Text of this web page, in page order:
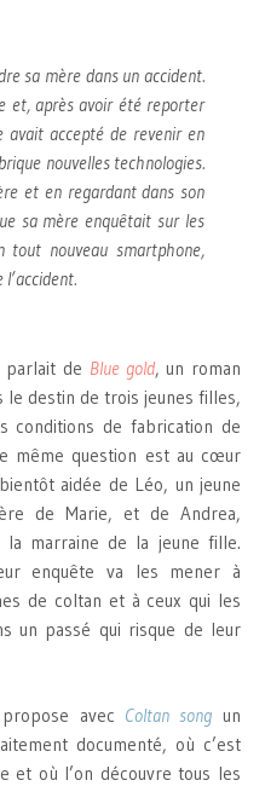
sa mère dans un accident.
et, après avoir été reporter
avait accepté de revenir en
nouvelles technologies.
et en regardant dans son
sa mère enquêtait sur les
tout nouveau smartphone,
parlait de Blue gold, un roman
le destin de trois jeunes filles,
conditions de fabrication de
même question est au cœur
aidée de Léo, un jeune
de Marie, et de Andrea,
marraine de la jeune fille.
enquête va les mener à
de coltan et à ceux qui les
un passé qui risque de leur
avec Coltan song un
documenté, où c’est
et où l’on découvre tous les